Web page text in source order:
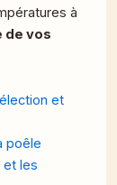
à
de vos
et
poêle
et les